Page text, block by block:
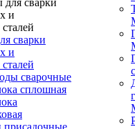
сварки
и
сварочные
сплошная
присадочные